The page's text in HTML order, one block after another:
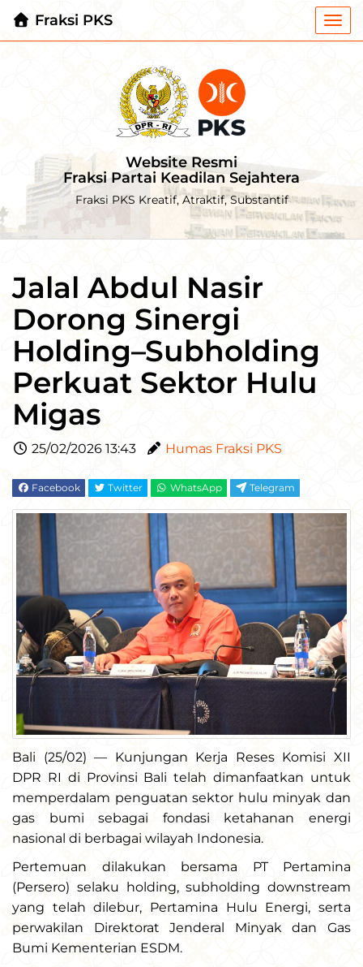
Fraksi PKS
Website Resmi
Fraksi Partai Keadilan Sejahtera
Fraksi PKS Kreatif, Atraktif, Substantif
Jalal Abdul Nasir
Dorong Sinergi
Holding–Subholding
Perkuat Sektor Hulu
Migas
25/02/2026 13:43 Humas Fraksi PKS
Facebook Twitter WhatsApp Telegram
Bali (25/02) — Kunjungan Kerja Reses Komisi XII
DPR RI di Provinsi Bali telah dimanfaatkan untuk
memperdalam penguatan sektor hulu minyak dan
gas bumi sebagai fondasi ketahanan energi
nasional di berbagai wilayah Indonesia.
Pertemuan dilakukan bersama PT Pertamina
(Persero) selaku holding, subholding downstream
yang telah dilebur, Pertamina Hulu Energi, serta
perwakilan Direktorat Jenderal Minyak dan Gas
Bumi Kementerian ESDM.